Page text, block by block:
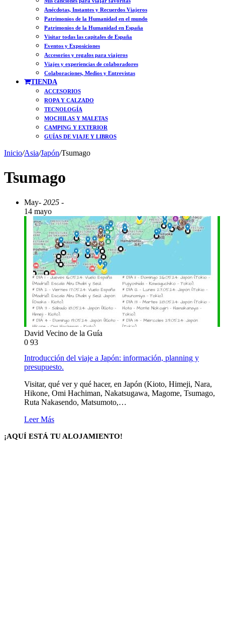
Anécdotas, Instantes y Recuerdos Viajeros
Patrimonios de la Humanidad en el mundo
Patrimonios de la Humanidad en España
Visitar todas las capitales de España
Eventos y Exposiciones
Accesorios y regalos para viajeros
Viajes y experiencias de colaboradores
Colaboraciones, Medios y Entrevistas
TIENDA
ACCESORIOS
ROPA Y CALZADO
TECNOLOGÍA
MOCHILAS Y MALETAS
CAMPING Y EXTERIOR
GUÍAS DE VIAJE Y LIBROS
Inicio/Asia/Japón/Tsumago
Tsumago
May- 2025 -
14 mayo
David Vecino de la Guía
0 93
Introducción del viaje a Japón: información, planning y
presupuesto.
Visitar, qué ver y qué hacer, en Japón (Kioto, Himeji, Nara,
Hikone, Omi Hachiman, Nakatsugawa, Magome, Tsumago,
Ruta Nakasendo, Matsumoto,…
Leer Más
¡AQUÍ ESTÁ TU ALOJAMIENTO!